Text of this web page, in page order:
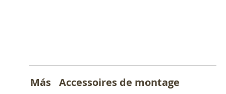
Más Accessoires de montage